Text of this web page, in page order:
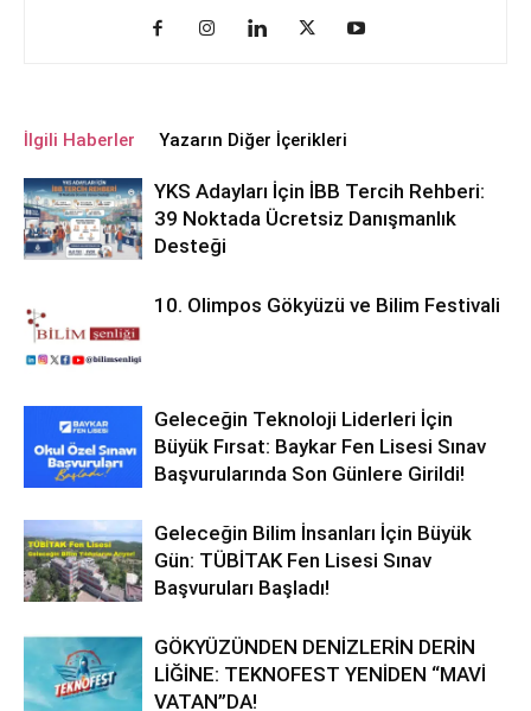
İlgili Haberler Yazarın Diğer İçerikleri
YKS Adayları İçin İBB Tercih Rehberi:
39 Noktada Ücretsiz Danışmanlık
Desteği
10. Olimpos Gökyüzü ve Bilim Festivali
Geleceğin Teknoloji Liderleri İçin
Büyük Fırsat: Baykar Fen Lisesi Sınav
Başvurularında Son Günlere Girildi!
Geleceğin Bilim İnsanları İçin Büyük
Gün: TÜBİTAK Fen Lisesi Sınav
Başvuruları Başladı!
GÖKYÜZÜNDEN DENİZLERİN DERİN
LİĞİNE: TEKNOFEST YENİDEN “MAVİ
VATAN”DA!